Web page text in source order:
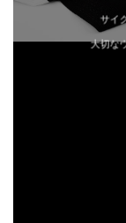
サイ
大切な